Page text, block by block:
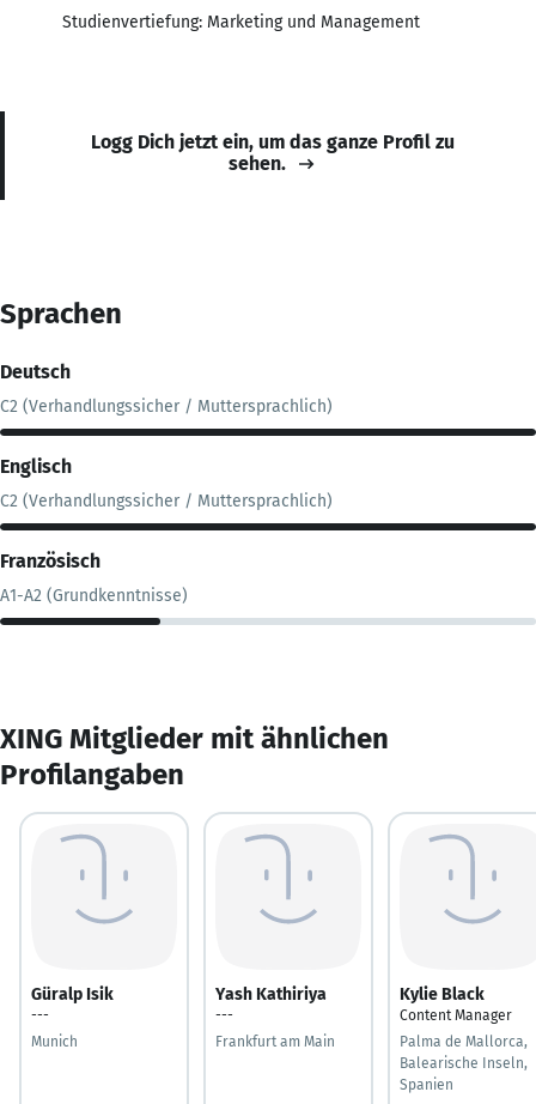
Studienvertiefung: Marketing und Management
Logg Dich jetzt ein, um das ganze Profil zu
sehen.
Sprachen
Deutsch
C2 (Verhandlungssicher / Muttersprachlich)
Englisch
C2 (Verhandlungssicher / Muttersprachlich)
Französisch
A1-A2 (Grundkenntnisse)
XING Mitglieder mit ähnlichen
Profilangaben
Güralp Isik
---
Munich
Yash Kathiriya
---
Frankfurt am Main
Kylie Black
Content Manager
Palma de Mallorca,
Balearische Inseln,
Spanien